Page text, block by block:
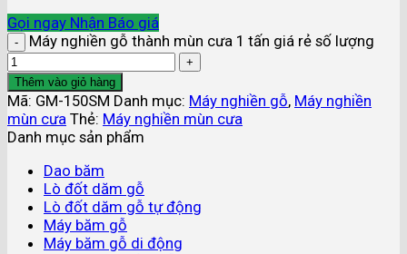
Gọi ngay Nhận Báo giá
Máy nghiền gỗ thành mùn cưa 1 tấn giá rẻ số lượng
Thêm vào giỏ hàng
Mã: GM-150SM Danh mục: Máy nghiền gỗ, Máy nghiền
mùn cưa Thẻ: Máy nghiền mùn cưa
Danh mục sản phẩm
Dao băm
Lò đốt dăm gỗ
Lò đốt dăm gỗ tự động
Máy băm gỗ
Máy băm gỗ di động